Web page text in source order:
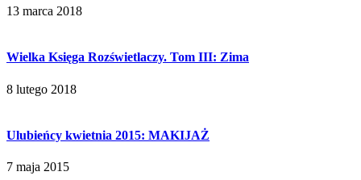
13 marca 2018
Wielka Księga Rozświetlaczy. Tom III: Zima
8 lutego 2018
Ulubieńcy kwietnia 2015: MAKIJAŻ
7 maja 2015